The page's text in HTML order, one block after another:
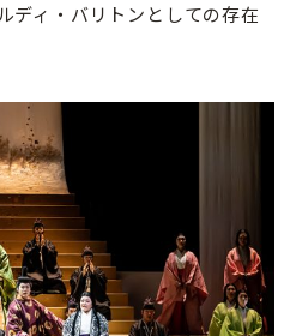
ディ・バリトンとしての存在